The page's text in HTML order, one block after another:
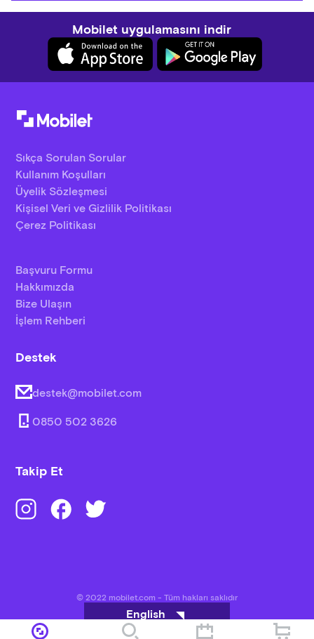
Mobilet uygulamasını indir
Sıkça Sorulan Sorular
Kullanım Koşulları
Üyelik Sözleşmesi
Kişisel Veri ve Gizlilik Politikası
Çerez Politikası
Başvuru Formu
Hakkımızda
Bize Ulaşın
İşlem Rehberi
Destek
destek@mobilet.com
0850 502 3626
Takip Et
© 2022 mobilet.com - Tüm hakları saklıdır
English